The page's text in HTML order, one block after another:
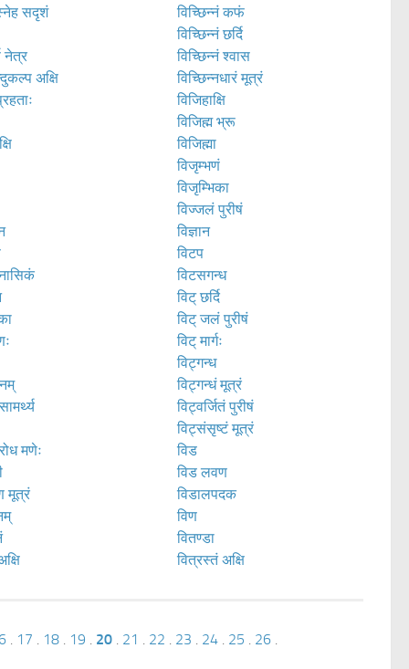
सदृशं
नेत्र
अक्षि
मणेः
मूत्रं
विच्छिन्नं कफं
विच्छिन्नं छर्दि
विच्छिन्नं श्वास
विच्छिन्नधारं मूत्रं
विजिहाक्षि
विजिह्म भ्रू
विजिह्मा
विजृम्भणं
विजृम्भिका
विज्जलं पुरीषं
विज्ञान
विटप
विटसगन्ध
विट् छर्दि
विट् जलं पुरीषं
विट् मार्गः
विट्गन्ध
विट्गन्धं मूत्रं
विट्वर्जितं पुरीषं
विट्संसृष्टं मूत्रं
विड
विड लवण
विडालपदक
विण
वितण्डा
वित्रस्तं अक्षि
. 17 . 18 . 19 . 20 . 21 . 22 . 23 . 24 . 25 . 26 .